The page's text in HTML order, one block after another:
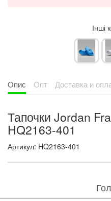
Інші
Опис Опт Доставка и
Тапочки Jordan
HQ2163-401
Артикул: HQ2163-401